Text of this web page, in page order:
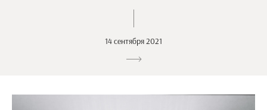
14 сентября 2021